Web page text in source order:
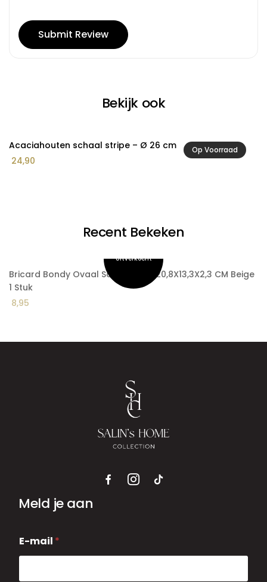
Bekijk ook
Op Voorraad
Acaciahouten schaal stripe – Ø 26 cm
24,90
Recent Bekeken
Bricard Bondy Ovaal Saladebord 20,8X13,3X2,3 CM Beige
1 Stuk
8,95
Meld je aan
-
m
i
E-mail *